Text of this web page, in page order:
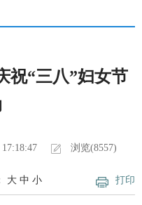
祝“三八”妇女节
浏览(8557)
打印
大 中 小